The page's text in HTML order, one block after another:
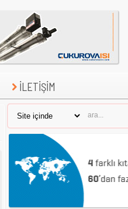
İLETİŞİM